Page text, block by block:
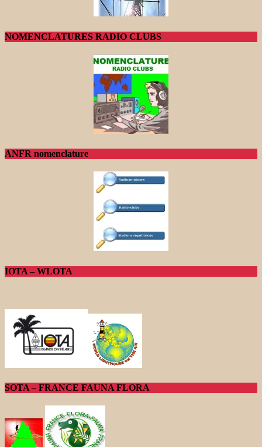
NOMENCLATURES RADIO CLUBS
ANFR nomenclature
IOTA – WLOTA
SOTA – FRANCE FAUNA FLORA